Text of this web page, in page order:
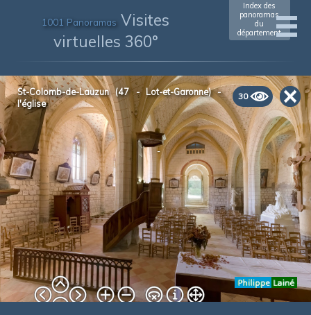
1001 Panoramas Visites
virtuelles 360°
Index des
panoramas
du
département
-
30
St-Colomb-de-Lauzun (47 - Lot-et-Garonne) -
l'église